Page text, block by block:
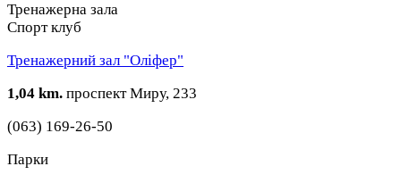
Тренажерна зала
Спорт клуб
Тренажерний зал "Оліфер"
1,04 km. проспект Миру, 233
(063) 169-26-50
Парки